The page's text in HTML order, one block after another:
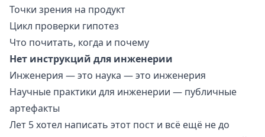
Точки зрения на продукт
Цикл проверки гипотез
Что почитать, когда и почему
Нет инструкций для инженерии
Инженерия — это наука — это инженерия
Научные практики для инженерии — публичные
артефакты
Лет 5 хотел написать этот пост и всё ещё не до